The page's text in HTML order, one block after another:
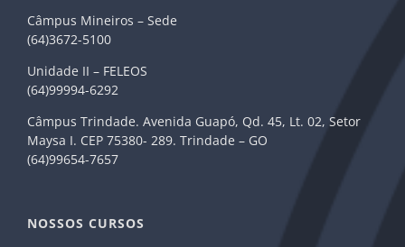
Câmpus Mineiros – Sede
(64)3672-5100
Unidade II – FELEOS
(64)99994-6292
Câmpus Trindade. Avenida Guapó, Qd. 45, Lt. 02, Setor
Maysa I. CEP 75380- 289. Trindade – GO
(64)99654-7657
NOSSOS CURSOS